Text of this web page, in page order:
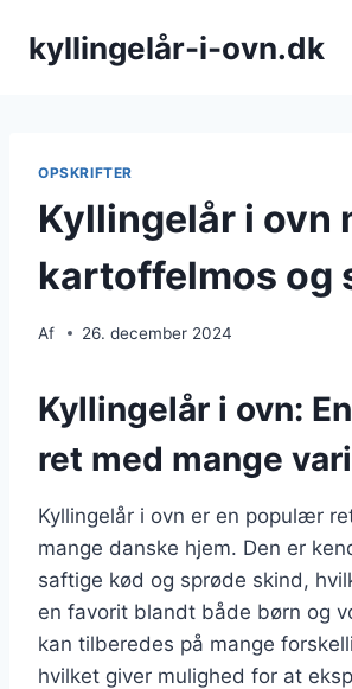
kyllingelår-i-ovn.dk
OPSKRIFTER
Kyllingelår i ovn
kartoffelmos og
Af 26. december 2024
Kyllingelår i ovn:
ret med mange
Kyllingelår i ovn er en populær
mange danske hjem. Den er
saftige kød og sprøde skind,
en favorit blandt både børn og
kan tilberedes på mange
hvilket giver mulighed for at